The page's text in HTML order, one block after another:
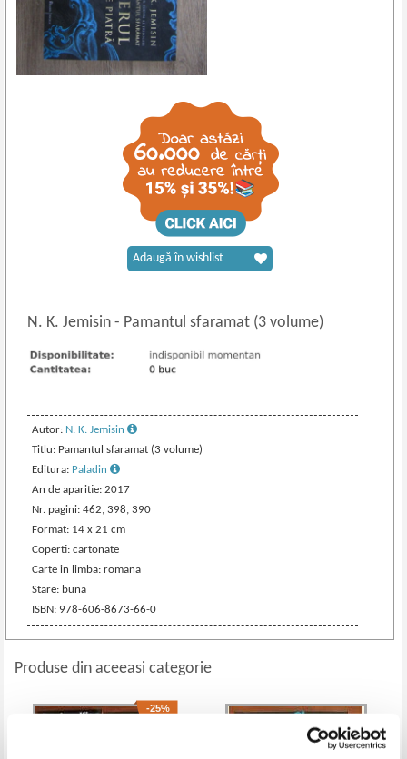
N. K. Jemisin- Pamantul sfaramat (3 volume)
Autor: N. K. Jemisin
Titlu: Pamantul sfaramat (3 volume)
Editura: Paladin
An de aparitie: 2017
Nr. pagini: 462, 398, 390
Format: 14 x 21 cm
Coperti: cartonate
Carte in limba: romana
Stare: buna
ISBN: 978-606-8673-66-0
Adaugă în wishlist
Produse din aceeasi categorie
-25%